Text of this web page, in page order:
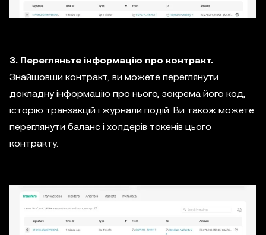
3. Перегляньте інформацію про контракт.
Знайшовши контракт, ви можете переглянути
докладну інформацію про нього, зокрема його код,
історію транзакцій і журнали подій. Ви також можете
переглянути баланс і холдерів токенів цього
контракту.